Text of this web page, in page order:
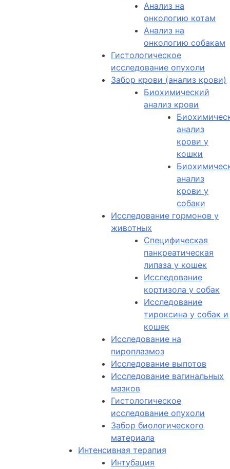
Анализ на
онкологию котам
Анализ на
онкологию собакам
Гистологическое
исследование опухоли
Забор крови (анализ крови)
Биохимический
анализ крови
анализ
крови у
кошки
анализ
крови у
собаки
Исследование гормонов у
животных
Специфическая
панкреатическая
липаза у кошек
Исследование
кортизола у собак
Исследование
тироксина у собак и
кошек
Исследование на
пироплазмоз
Исследование выпотов
Исследование вагинальных
мазков
Гистологическое
исследование опухоли
Забор биологического
материала
Интенсивная терапия
Интубация